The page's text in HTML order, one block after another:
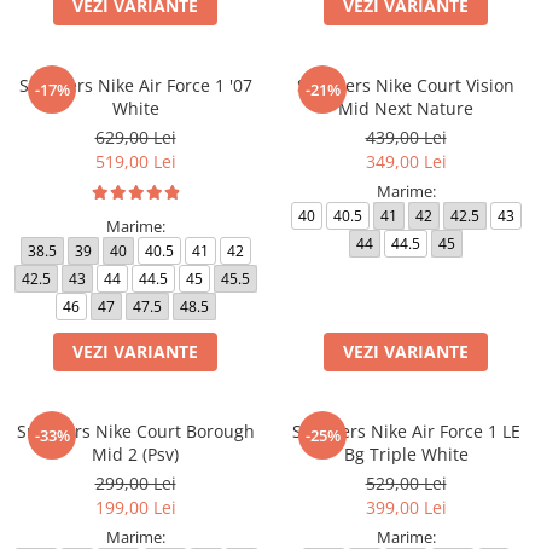
VEZI VARIANTE VEZI VARIANTE
-17%
Sneakers Nike Air Force 1 '07
White
629,00 Lei
519,00 Lei
Marime:
38.5 39 40 40.5 41
42
42.5
43 44 44.5 45
45.5
46
47 47.5 48.5
VEZI VARIANTE
-21%
Sneakers Nike Court Vision
Mid Next Nature
439,00 Lei
349,00 Lei
Marime:
40 40.5 41 42 42.5
43
44
44.5 45
VEZI VARIANTE
-33%
Sneakers Nike Court Borough
Mid 2 (Psv)
299,00 Lei
199,00 Lei
Marime:
-25%
Sneakers Nike Air Force 1 LE
Bg Triple White
529,00 Lei
399,00 Lei
Marime: